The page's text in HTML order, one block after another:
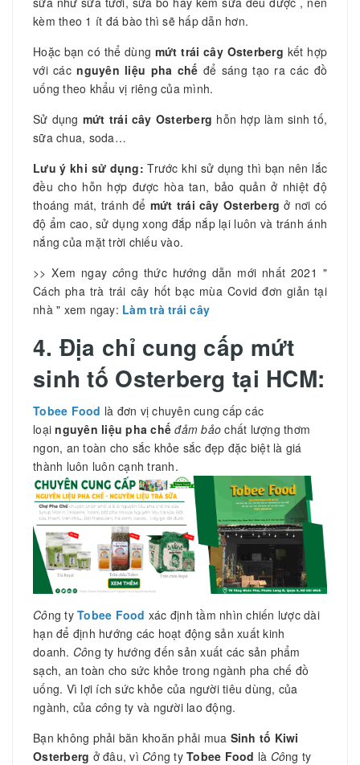
kèm theo 1 ít đá bào thì sẽ hấp dẫn hơn.
Hoặc bạn có thể dùng mứt trái cây Osterberg kết hợp
với cácnguyên liệu pha chế để sáng tạo ra các đồ
uống theo khẩu vị riêng của mình.
Sử dụng mứt trái cây Osterberg hỗn hợp làm sinh tố,
sữa chua, soda…
Lưu ý khi sử dụng: Trước khi sử dụng thì bạn nên lắc
đều cho hỗn hợp được hòa tan, bảo quản ở nhiệt độ
thoáng mát, tránh để mứt trái cây Osterberg ở nơi có
độ ẩm cao, sử dụng xong đắp nắp lại luôn và tránh ánh
nắng của mặt trời chiếu vào.
>> Xem ngay công thức hướng dẫn mới nhất 2021 "
Cách pha trà trái cây hốt bạc mùa Covid đơn giản tại
nhà " xem ngay: Làm trà trái cây
4. Địa chỉ cung cấp mứt
sinh tố Osterberg tại HCM:
Tobee Food là đơn vị chuyên cung cấp các
loạinguyên liệu phachế đảm bảo chất lượng thơm
ngon, an toàn cho sắc khỏe sắc đẹp đặc biệt là giá
thành luôn luôn cạnh tranh.
Công ty Tobee Food xác định tầm nhìn chiến lược dài
hạn để định hướng các hoạt động sản xuất kinh
doanh. Công ty hướng đến sản xuất các sản phẩm
sạch, an toàn cho sức khỏe trong ngành pha chế đồ
uống. Vì lợi ích sức khỏe của người tiêu dùng, của
ngành, của công ty và người lao động.
Bạn không phải băn khoăn phải mua Sinh tố Kiwi
Osterberg ở đâu, vì Công tyTobee Food là Công ty